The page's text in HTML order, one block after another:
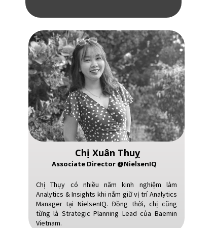
Chị Xuân Thuỵ
Associate Director @NielsenIQ
Chị Thụy có nhiều năm kinh nghiệm làm
Analytics & Insights khi nắm giữ vị trí Analytics
Manager tại NielsenIQ. Đồng thời, chị cũng
từng là Strategic Planning Lead của Baemin
Vietnam.